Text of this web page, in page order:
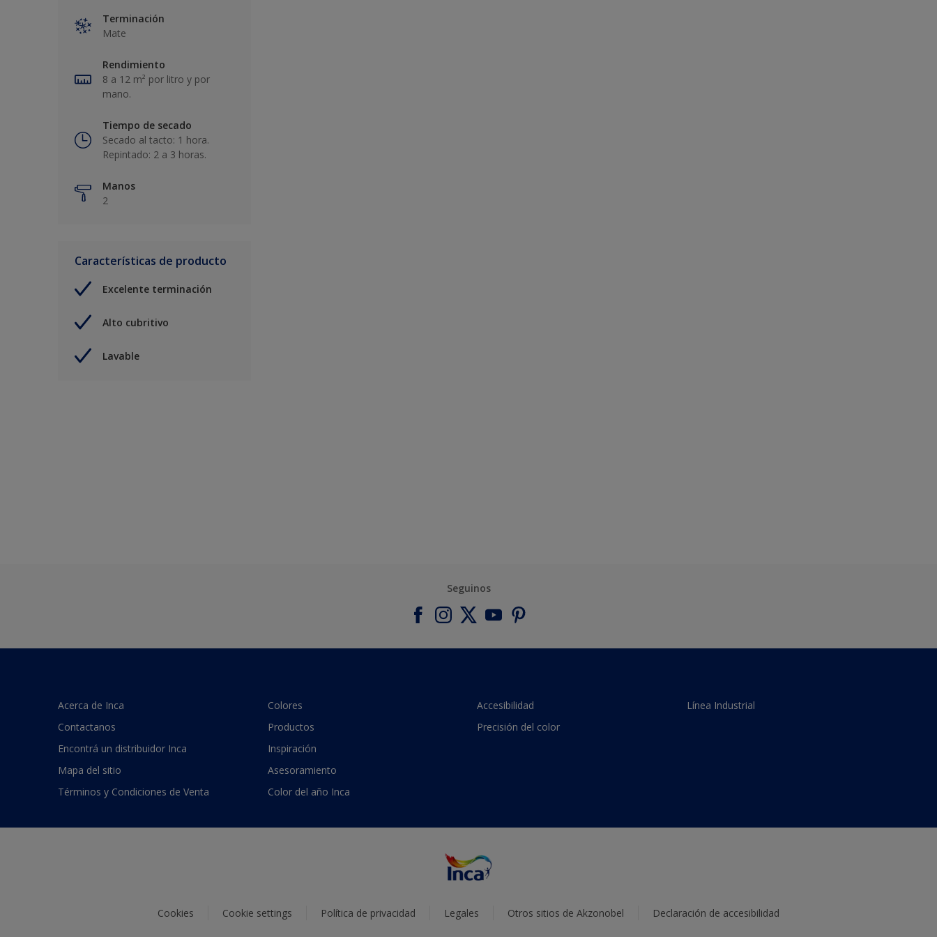
Terminación
Mate
Rendimiento
8 a 12 m² por litro y por
mano.
Tiempo de secado
Secado al tacto: 1 hora.
Repintado: 2 a 3 horas.
Manos
2
Características de producto
Excelente terminación
Alto cubritivo
Lavable
Seguinos
Acerca de Inca
Contactanos
Encontrá un distribuidor Inca
Mapa del sitio
Términos y Condiciones de Venta
Colores
Productos
Inspiración
Asesoramiento
Color del año Inca
Accesibilidad
Precisión del color
Línea Industrial
Cookies Cookie settings Política de privacidad Legales Otros sitios de Akzonobel Declaración de accesibilidad